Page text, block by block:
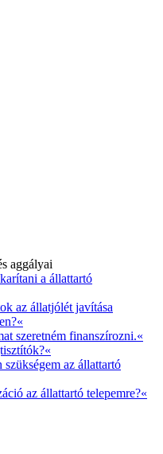
aggályai
a állattartó
az állatjólét javítása
szeretném finanszírozni.«
az állattartó
az állattartó telepemre?«